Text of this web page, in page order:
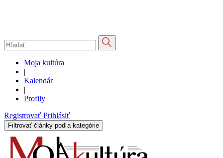
Moja kultúra
|
Kalendár
|
Profily
Registrovať Prihlásiť
Filtrovať články podľa kategórie